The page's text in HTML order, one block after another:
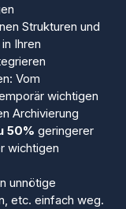
Strukturen und
Ihren
Vom
wichtigen
Archivierung
50% geringerer
wichtigen
unnötige
etc. einfach weg.